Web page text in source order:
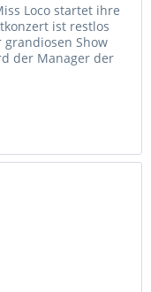
Loco startet ihre
ist restlos
Show
der Manager der